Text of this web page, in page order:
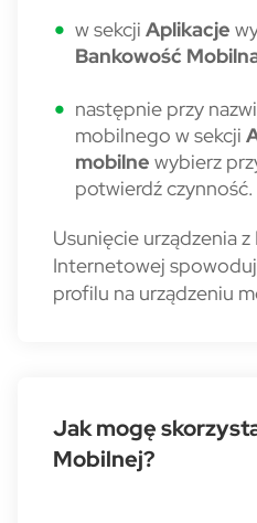
w sekcji Aplikacje
Bankowość
następnie przy
mobilnego w sekcji
mobilne wybierz
potwierdź czynność.
Usunięcie urządzenia
Internetowej
profilu na urządzeniu
Jak mogę
Mobilnej?